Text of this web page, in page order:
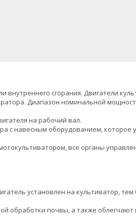
внутреннего сгорания. Двигатели
Диапазон номинальной
на рабочий вал.
с навесным оборудованием, которое
все органы
установлен на культиватор,
обработки почвы, а также облегчают